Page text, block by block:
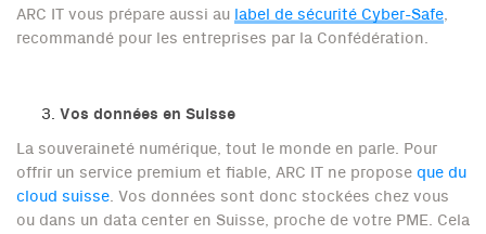
ARC IT vous prépare aussi au label de sécurité Cyber-Safe,
recommandé pour les entreprises par la Confédération.
Vos données en Suisse
La souveraineté numérique, tout le monde en parle. Pour
offrir un service premium et fiable, ARC IT ne propose que du
cloud suisse. Vos données sont donc stockées chez vous
ou dans un data center en Suisse, proche de votre PME. Cela